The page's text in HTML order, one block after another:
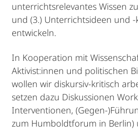
unterrichtsrelevantes Wissen
und (3.) Unterrichtsideen und
entwickeln.
In Kooperation mit
Aktivist:innen und politischen
wollen wir diskursiv-kritisch
setzen dazu Diskussionen
Interventionen, (Gegen-
zum Humboldtforum in Berlin)